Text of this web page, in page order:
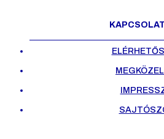
KAPCSOLAT